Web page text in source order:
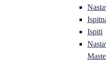
Ispiti